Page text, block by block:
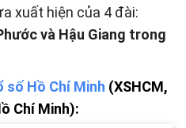
xuất hiện của 4 đài:
và Hậu Giang trong
số Hồ Chí Minh (XSHCM,
Chí Minh):